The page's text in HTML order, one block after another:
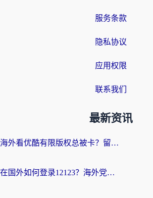
服务条款
隐私协议
应用权限
联系我们
最新资讯
海外看优酷有限版权总被卡？留学生亲测有效的回国加速器选择指南
在国外如何登录12123？海外党必备的回国加速实用指南